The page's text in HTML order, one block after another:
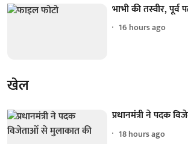
भाभी की तस्वीर, पूर्व
16 hours ago
खेल
प्रधानमंत्री ने पदक
18 hours ago